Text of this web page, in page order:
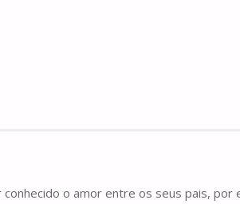
o amor entre os seus pais, por